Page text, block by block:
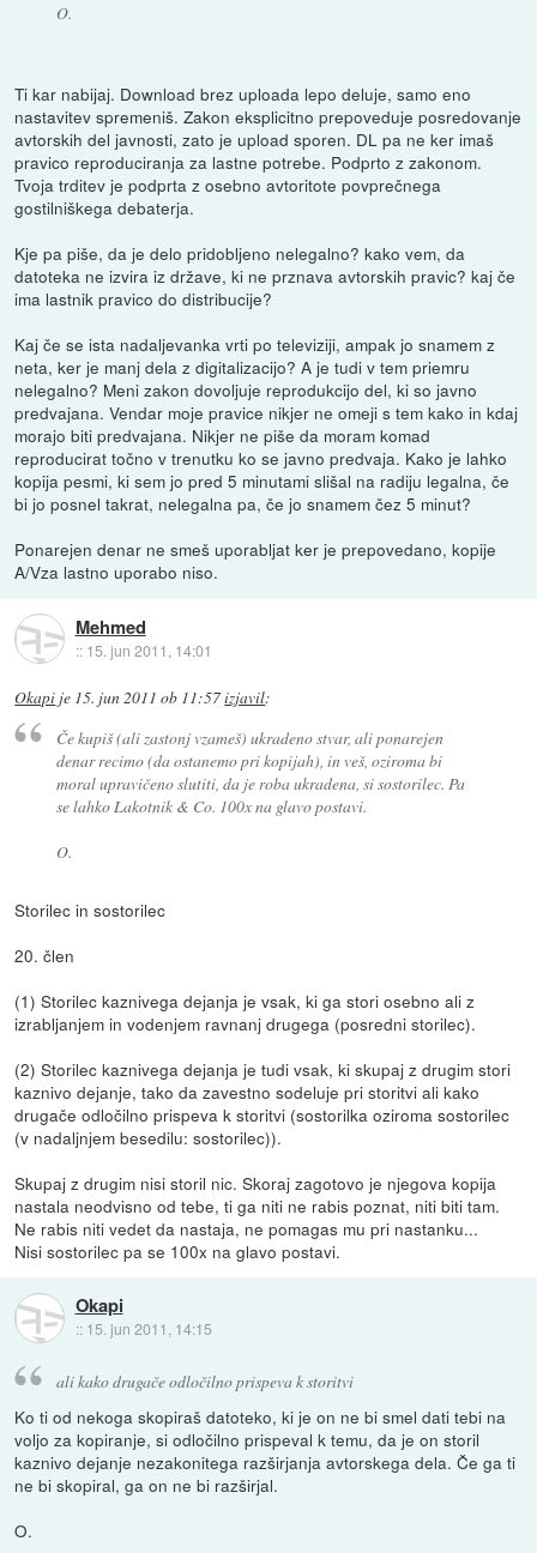
O.
Ti kar nabijaj. Download brez uploada lepo deluje, samo eno
nastavitev spremeniš. Zakon eksplicitno prepoveduje posredovanje
avtorskih del javnosti, zato je upload sporen. DL pa ne ker imaš
pravico reproduciranja za lastne potrebe. Podprto z zakonom.
Tvoja trditev je podprta z osebno avtoritote povprečnega
gostilniškega debaterja.
Kje pa piše, da je delo pridobljeno nelegalno? kako vem, da
datoteka ne izvira iz države, ki ne prznava avtorskih pravic? kaj če
ima lastnik pravico do distribucije?
Kaj če se ista nadaljevanka vrti po televiziji, ampak jo snamem z
neta, ker je manj dela z digitalizacijo? A je tudi v tem priemru
nelegalno? Meni zakon dovoljuje reprodukcijo del, ki so javno
predvajana. Vendar moje pravice nikjer ne omeji s tem kako in kdaj
morajo biti predvajana. Nikjer ne piše da moram komad
reproducirat točno v trenutku ko se javno predvaja. Kako je lahko
kopija pesmi, ki sem jo pred 5 minutami slišal na radiju legalna, če
bi jo posnel takrat, nelegalna pa, če jo snamem čez 5 minut?
Ponarejen denar ne smeš uporabljat ker je prepovedano, kopije
A/Vza lastno uporabo niso.
Mehmed
:: 15. jun 2011, 14:01
Okapi je 15. jun 2011 ob 11:57izjavil:
Če kupiš (ali zastonj vzameš) ukradeno stvar, ali ponarejen
denar recimo (da ostanemo pri kopijah), in veš, oziroma bi
moral upravičeno slutiti, da je roba ukradena, si sostorilec. Pa
se lahko Lakotnik & Co. 100x na glavo postavi.
O.
Storilec in sostorilec
20. člen
(1) Storilec kaznivega dejanja je vsak, ki ga stori osebno ali z
izrabljanjem in vodenjem ravnanj drugega (posredni storilec).
(2) Storilec kaznivega dejanja je tudi vsak, ki skupaj z drugim stori
kaznivo dejanje, tako da zavestno sodeluje pri storitvi ali kako
drugače odločilno prispeva k storitvi (sostorilka oziroma sostorilec
(v nadaljnjem besedilu: sostorilec)).
Skupaj z drugim nisi storil nic. Skoraj zagotovo je njegova kopija
nastala neodvisno od tebe, ti ga niti ne rabis poznat, niti biti tam.
Ne rabis niti vedet da nastaja, ne pomagas mu pri nastanku...
Nisi sostorilec pa se 100x na glavo postavi.
Okapi
:: 15. jun 2011, 14:15
ali kako drugače odločilno prispeva k storitvi
Ko ti od nekoga skopiraš datoteko, ki je on ne bi smel dati tebi na
voljo za kopiranje, si odločilno prispeval k temu, da je on storil
kaznivo dejanje nezakonitega razširjanja avtorskega dela. Če ga ti
ne bi skopiral, ga on ne bi razširjal.
O.